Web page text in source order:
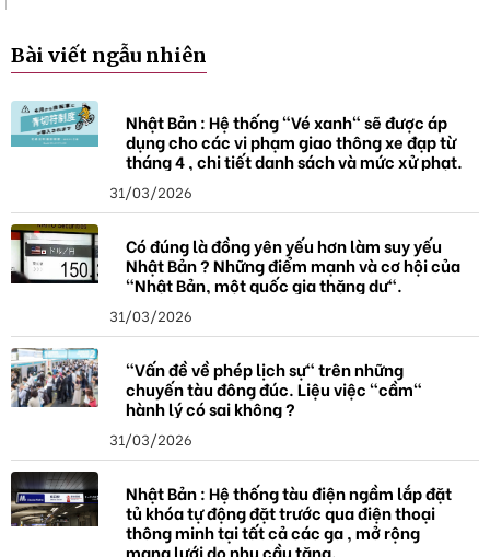
Bài viết ngẫu nhiên
Nhật Bản : Hệ thống "Vé xanh" sẽ được áp
dụng cho các vi phạm giao thông xe đạp từ
tháng 4 , chi tiết danh sách và mức xử phạt.
31/03/2026
Có đúng là đồng yên yếu hơn làm suy yếu
Nhật Bản ? Những điểm mạnh và cơ hội của
"Nhật Bản, một quốc gia thặng dư".
31/03/2026
"Vấn đề về phép lịch sự" trên những
chuyến tàu đông đúc. Liệu việc "cầm"
hành lý có sai không ?
31/03/2026
Nhật Bản : Hệ thống tàu điện ngầm lắp đặt
tủ khóa tự động đặt trước qua điện thoại
thông minh tại tất cả các ga , mở rộng
mạng lưới do nhu cầu tăng.